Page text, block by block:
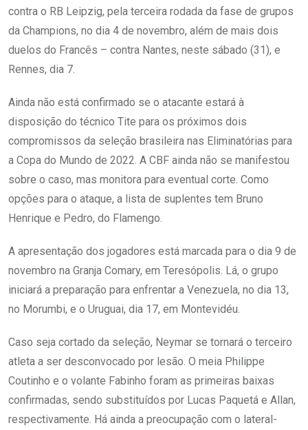
contra o RB Leipzig, pela terceira rodada da fase de grupos
da Champions, no dia 4 de novembro, além de mais dois
duelos do Francês – contra Nantes, neste sábado (31), e
Rennes, dia 7.
Ainda não está confirmado se o atacante estará à
disposição do técnico Tite para os próximos dois
compromissos da seleção brasileira nas Eliminatórias para
a Copa do Mundo de 2022. A CBF ainda não se manifestou
sobre o caso, mas monitora para eventual corte. Como
opções para o ataque, a lista de suplentes tem Bruno
Henrique e Pedro, do Flamengo.
A apresentação dos jogadores está marcada para o dia 9 de
novembro na Granja Comary, em Teresópolis. Lá, o grupo
iniciará a preparação para enfrentar a Venezuela, no dia 13,
no Morumbi, e o Uruguai, dia 17, em Montevidéu.
Caso seja cortado da seleção, Neymar se tornará o terceiro
atleta a ser desconvocado por lesão. O meia Philippe
Coutinho e o volante Fabinho foram as primeiras baixas
confirmadas, sendo substituídos por Lucas Paquetá e Allan,
respectivamente. Há ainda a preocupação com o lateral-